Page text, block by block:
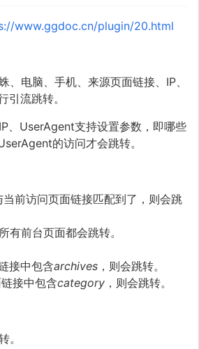
www.ggdoc.cn/plugin/20.html
、电脑、手机、来源页面链接、IP、
引流跳转。
、UserAgent支持设置参数，即哪些
的访问才会跳转。
前访问页面链接匹配到了，则会跳
有前台页面都会跳转。
接中包含archives ，则会跳转。
链接中包含category ，则会跳转。
。